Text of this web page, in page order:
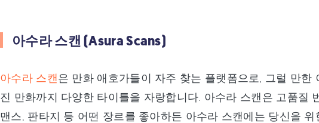
아수라 스캔 (Asura Scans)
아수라 스캔은 만화 애호가들이 자주 찾는 플랫폼으로, 그럴 만
진 만화까지 다양한 타이틀을 자랑합니다. 아수라 스캔은 고품질
맨스, 판타지 등 어떤 장르를 좋아하든 아수라 스캔에는 당신을 위